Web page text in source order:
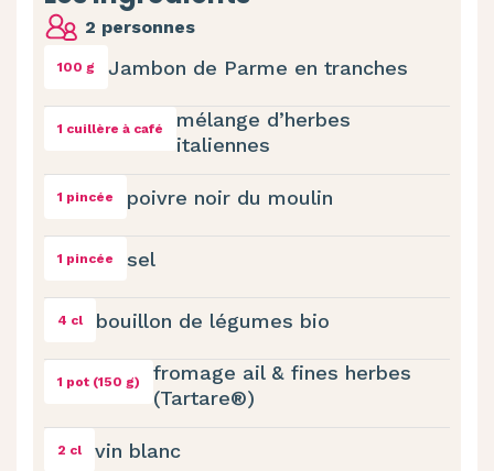
2 personnes
100 g Jambon de Parme en tranches
1 cuillère à café
mélange d’herbes
italiennes
1 pincée poivre noir du moulin
1 pincée sel
4 cl bouillon de légumes bio
1 pot (150 g)
fromage ail & fines herbes
(Tartare®)
2 cl vin blanc